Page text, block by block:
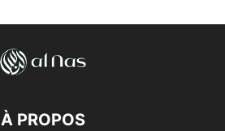
À PROPOS